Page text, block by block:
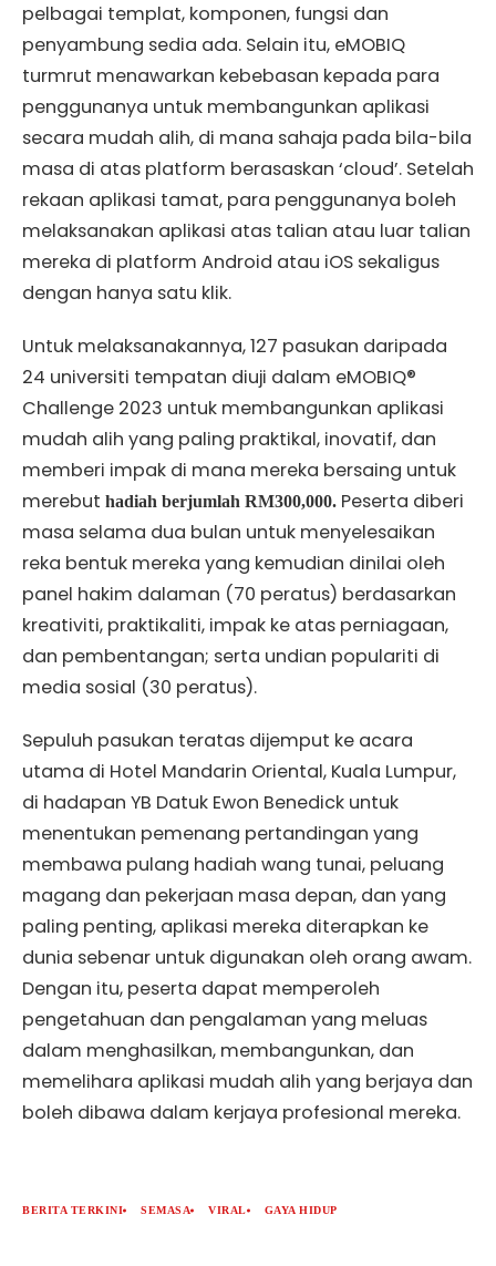
pelbagai templat, komponen, fungsi dan
penyambung sedia ada. Selain itu, eMOBIQ
turmrut menawarkan kebebasan kepada para
penggunanya untuk membangunkan aplikasi
secara mudah alih, di mana sahaja pada bila-bila
masa di atas platform berasaskan ‘cloud’. Setelah
rekaan aplikasi tamat, para penggunanya boleh
melaksanakan aplikasi atas talian atau luar talian
mereka di platform Android atau iOS sekaligus
dengan hanya satu klik.
Untuk melaksanakannya, 127 pasukan daripada
24 universiti tempatan diuji dalam eMOBIQ®
Challenge 2023 untuk membangunkan aplikasi
mudah alih yang paling praktikal, inovatif, dan
memberi impak di mana mereka bersaing untuk
merebut hadiah berjumlah RM300,000. Peserta diberi
masa selama dua bulan untuk menyelesaikan
reka bentuk mereka yang kemudian dinilai oleh
panel hakim dalaman (70 peratus) berdasarkan
kreativiti, praktikaliti, impak ke atas perniagaan,
dan pembentangan; serta undian populariti di
media sosial (30 peratus).
Sepuluh pasukan teratas dijemput ke acara
utama di Hotel Mandarin Oriental, Kuala Lumpur,
di hadapan YB Datuk Ewon Benedick untuk
menentukan pemenang pertandingan yang
membawa pulang hadiah wang tunai, peluang
magang dan pekerjaan masa depan, dan yang
paling penting, aplikasi mereka diterapkan ke
dunia sebenar untuk digunakan oleh orang awam.
Dengan itu, peserta dapat memperoleh
pengetahuan dan pengalaman yang meluas
dalam menghasilkan, membangunkan, dan
memelihara aplikasi mudah alih yang berjaya dan
boleh dibawa dalam kerjaya profesional mereka.
BERITA TERKINI SEMASA VIRAL GAYA HIDUP